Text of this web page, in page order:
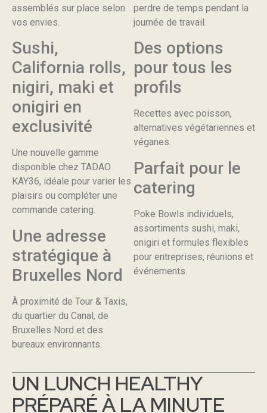
assemblés sur place selon
vos envies.
Sushi,
California rolls,
nigiri, maki et
onigiri en
exclusivité
Une nouvelle gamme
disponible chez TADAO
KAY36, idéale pour varier les
plaisirs ou compléter une
commande catering.
Une adresse
stratégique à
Bruxelles Nord
À proximité de Tour & Taxis,
du quartier du Canal, de
Bruxelles Nord et des
bureaux environnants.
perdre de temps pendant la
journée de travail.
Des options
pour tous les
profils
Recettes avec poisson,
alternatives végétariennes et
véganes.
Parfait pour le
catering
Poke Bowls individuels,
assortiments sushi, maki,
onigiri et formules flexibles
pour entreprises, réunions et
événements.
UN LUNCH HEALTHY
PRÉPARÉ À LA MINUTE